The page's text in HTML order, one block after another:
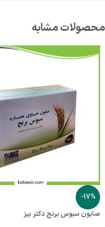
محصولات مشابه
-17%
صابون سبوس برنج دکتر بیز